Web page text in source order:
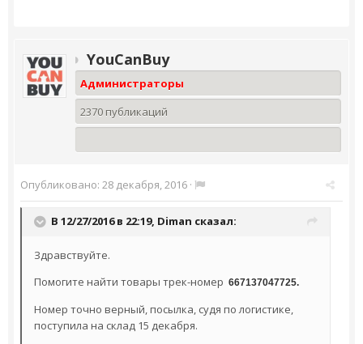
YouCanBuy
Администраторы
2370 публикаций
Опубликовано: 28 декабря, 2016 ·
В 12/27/2016 в 22:19, Diman сказал:
Здравствуйте.
Помогите найти товары трек-номер 667137047725.
Номер точно верный, посылка, судя по логистике,
поступила на склад 15 декабря.